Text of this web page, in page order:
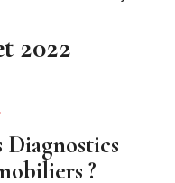
2022
Diagnostics
?